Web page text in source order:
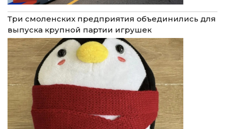
Три смоленских предприятия объединились для
выпуска крупной партии игрушек